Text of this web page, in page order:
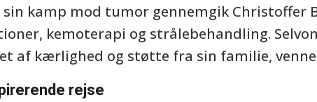
sin kamp mod tumor gennemgik Christoffer
kemoterapi og strålebehandling.
af kærlighed og støtte fra sin familie,
rejse